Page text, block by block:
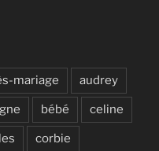
mariage audrey
bébé celine
corbie